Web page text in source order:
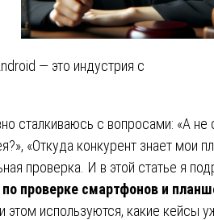
— это индустрия с
сталкиваюсь с вопросами: «А не
«Откуда конкурент знает мои
проверка. И в этой статье я
по проверке смартфонов и
этом используются, какие кейсы